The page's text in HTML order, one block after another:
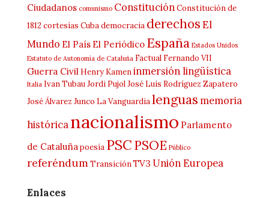
Ciudadanos comunismo ConstituciónConstitución de
1812 cortesías Cubademocracia derechosEl
Mundo El País El Periódico España Estados Unidos
Estatuto de Autonomía de Cataluña Factual Fernando VII
Guerra Civil Henry Kameninmersión lingüística
Italia Ivan TubauJordi PujolJosé Luis Rodríguez Zapatero
José Álvarez Junco La Vanguardialenguas memoria
históricanacionalismo Parlamento
de Cataluñapoesía PSCPSOE Público
referéndumTransiciónTV3 Unión Europea
Enlaces